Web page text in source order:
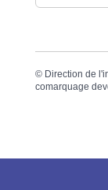
© Direction de
comarquage